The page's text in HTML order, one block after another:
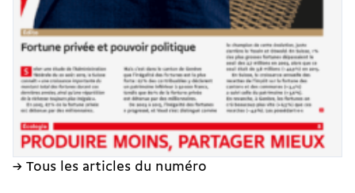
→ Tous les articles du numéro